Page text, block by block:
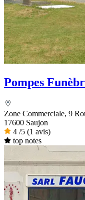
Pompes
Zone Commerciale, 9
17600 Saujon
4 /5 (1 avis)
top notes